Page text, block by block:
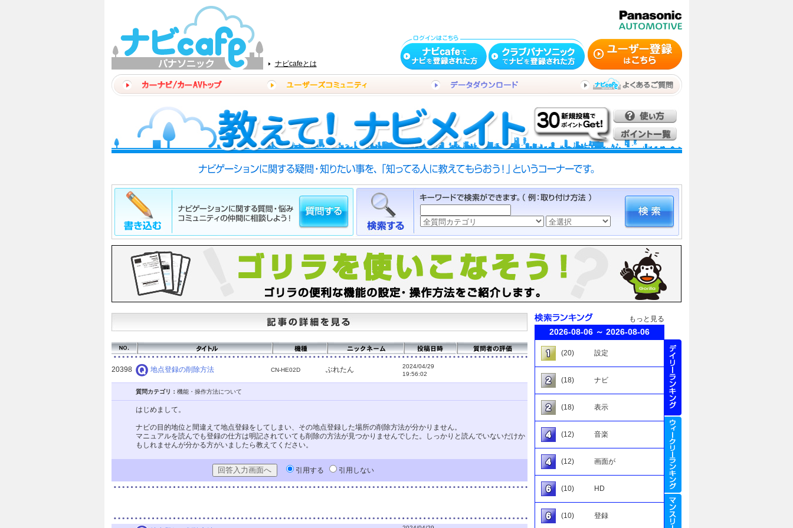
ナビcafeとは
20398 地点登録の削除方法 CN-HE02D ぶれたん
2024/04/29
19:56:02
質問カテゴリ： 機能・操作方法について
はじめまして。
ナビの目的地位と間違えて地点登録をしてしまい、その地点登録した場所の削除方法が分かりません。
マニュアルを読んでも登録の仕方は明記されていても削除の方法が見つかりませんでした。しっかりと読んでいないだけか
もしれませんが分かる方がいましたら教えてください。
引用する 引用しない
もっと見る
2026-08-06 ～ 2026-08-06
(20) 設定
(18) ナビ
(18) 表示
(12) 音楽
(12) 画面が
(10) HD
(10) 登録